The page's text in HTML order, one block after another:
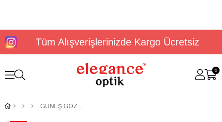
Tüm Alışverişlerinizde Kargo Ücretsiz
0
GÜNEŞ GÖZLÜĞÜ DOLCE&GABBANA DG6170 33061353